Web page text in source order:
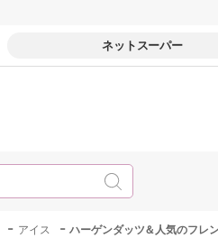
ネットスーパー
- アイス -ハーゲンダッツ＆人気のフレ